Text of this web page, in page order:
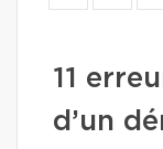
11
d’un